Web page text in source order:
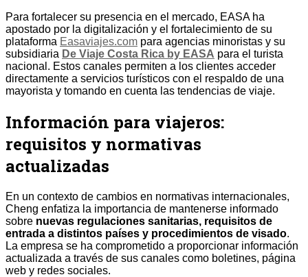
Para fortalecer su presencia en el mercado, EASA ha
apostado por la digitalización y el fortalecimiento de su
plataforma Easaviajes.com para agencias minoristas y su
subsidiaria De Viaje Costa Rica by EASA para el turista
nacional. Estos canales permiten a los clientes acceder
directamente a servicios turísticos con el respaldo de una
mayorista y tomando en cuenta las tendencias de viaje.
Información para viajeros:
requisitos y normativas
actualizadas
En un contexto de cambios en normativas internacionales,
Cheng enfatiza la importancia de mantenerse informado
sobre nuevas regulaciones sanitarias, requisitos de
entrada a distintos países y procedimientos de visado.
La empresa se ha comprometido a proporcionar información
actualizada a través de sus canales como boletines, página
web y redes sociales.